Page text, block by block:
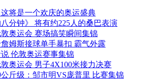
将是一个欢庆的奥运盛典
分钟》 将有约225人的桑巴表演
奥运会 赛场搞笑瞬间集锦
姆斯接球单手暴扣 霸气外露
伦敦奥运赛事集锦
奥运会 男子4X100米接力决赛
斤级：邹市明VS庞普里 比赛集锦